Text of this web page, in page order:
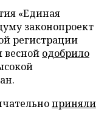
«Единая
законопроект
регистрации
весной одобрило
приняли